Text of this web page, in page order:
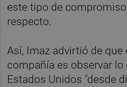
este tipo de
respecto.
Así, Imaz advirtió de que
compañía es observar lo
Estados Unidos "desde